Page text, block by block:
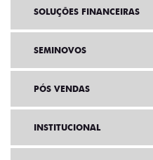
SOLUÇÕES FINANCEIRAS
SEMINOVOS
PÓS VENDAS
INSTITUCIONAL